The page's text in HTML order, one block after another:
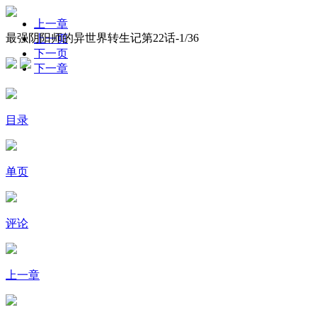
最强阴阳师的异世界转生记第22话-1/36
上一章
上一页
下一页
下一章
目录
单页
评论
上一章